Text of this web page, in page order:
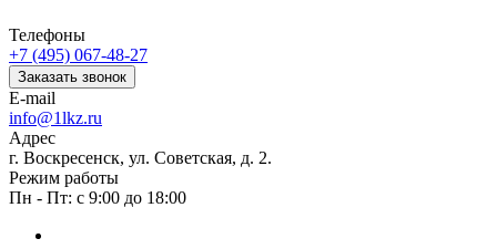
Телефоны
+7 (495) 067-48-27
Заказать звонок
E-mail
info@1lkz.ru
Адрес
г. Воскресенск, ул. Советская, д. 2.
Режим работы
Пн - Пт: с 9:00 до 18:00